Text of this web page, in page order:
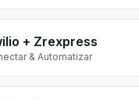
+ Zrexpress
& Automatizar